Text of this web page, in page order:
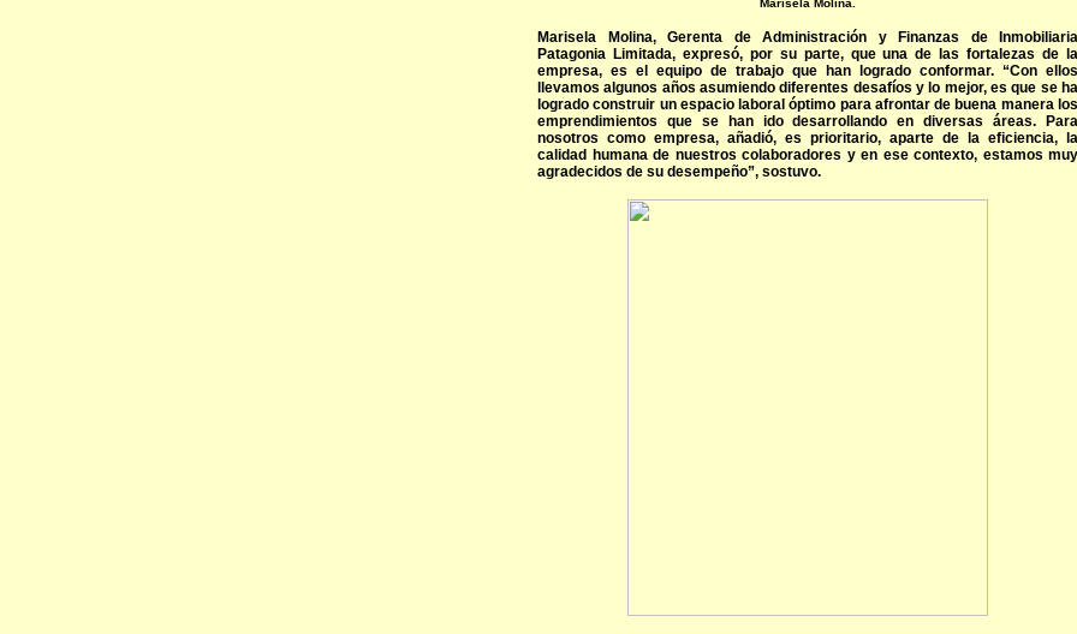
Marisela Molina.
Marisela Molina, Gerenta de Administración y Finanzas de Inmobiliaria
Patagonia Limitada, expresó, por su parte, que una de las fortalezas de la
empresa, es el equipo de trabajo que han logrado conformar. “Con ellos
llevamos algunos años asumiendo diferentes desafíos y lo mejor, es que se ha
logrado construir un espacio laboral óptimo para afrontar de buena manera los
emprendimientos que se han ido desarrollando en diversas áreas. Para
nosotros como empresa, añadió, es prioritario, aparte de la eficiencia, la
calidad humana de nuestros colaboradores y en ese contexto, estamos muy
agradecidos de su desempeño”, sostuvo.